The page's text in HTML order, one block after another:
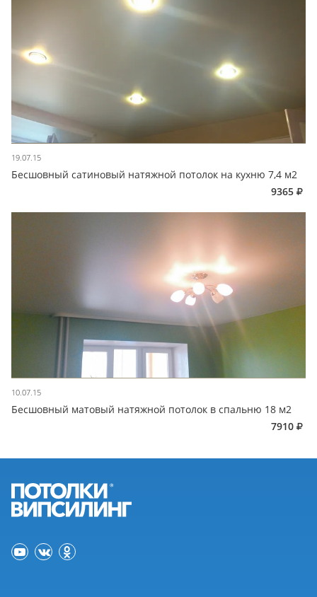
19.07.15
Бесшовный сатиновый натяжной потолок на кухню 7,4 м2
9365
10.07.15
Бесшовный матовый натяжной потолок в спальню 18 м2
7910